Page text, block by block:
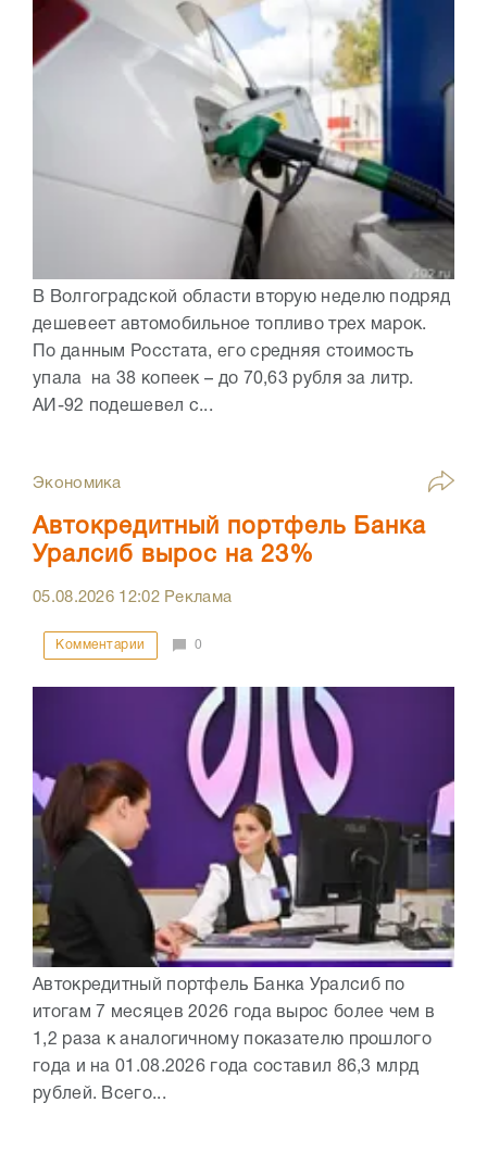
В Волгоградской области вторую неделю подряд
дешевеет автомобильное топливо трех марок.
По данным Росстата, его средняя стоимость
упала на 38 копеек – до 70,63 рубля за литр.
АИ-92 подешевел с...
Экономика
Автокредитный портфель Банка
Уралсиб вырос на 23%
05.08.2026 12:02Реклама
Комментарии 0
Автокредитный портфель Банка Уралсиб по
итогам 7 месяцев 2026 года вырос более чем в
1,2 раза к аналогичному показателю прошлого
года и на 01.08.2026 года составил 86,3 млрд
рублей. Всего...